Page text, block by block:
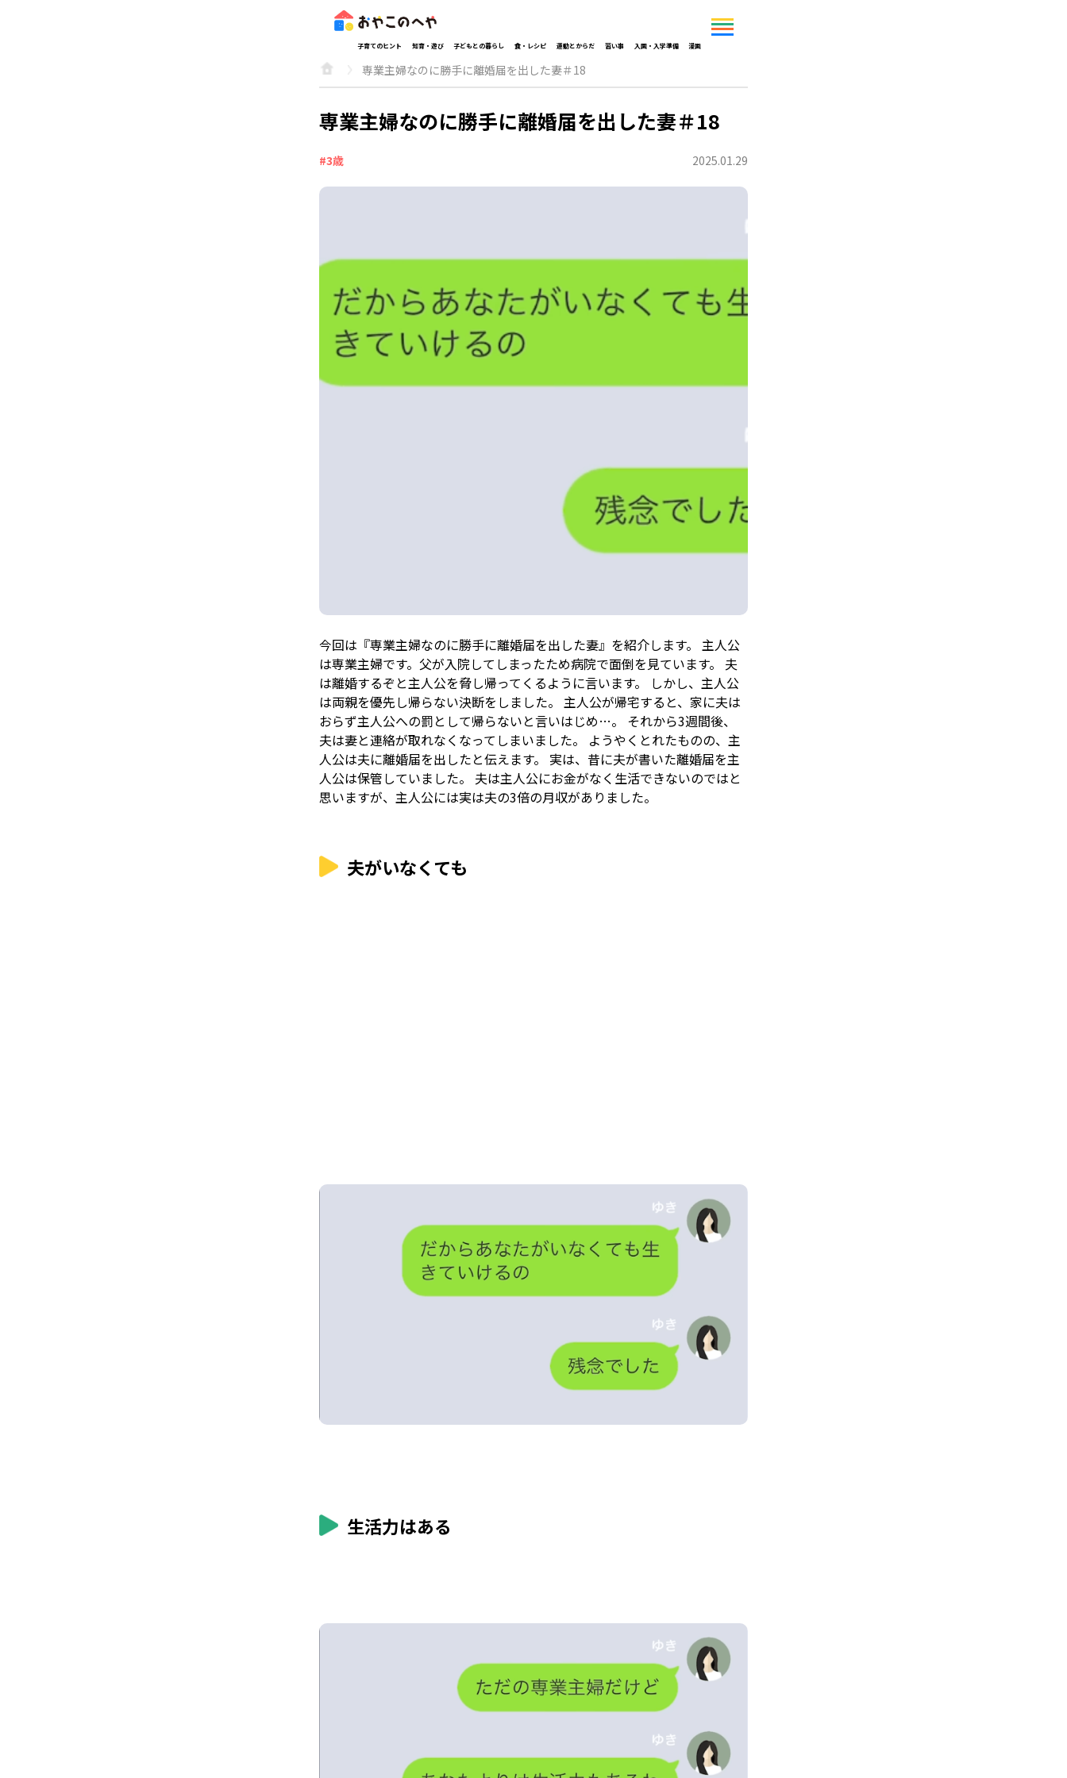
子育てのヒント 知育・遊び 子どもとの暮らし 食・レシピ 運動とからだ 習い事 入園・入学準備 漫画
専業主婦なのに勝手に離婚届を出した妻＃18
専業主婦なのに勝手に離婚届を出した妻＃18
#3歳 2025.01.29
今回は『専業主婦なのに勝手に離婚届を出した妻』を紹介します。 主人公
は専業主婦です。父が入院してしまったため病院で面倒を見ています。 夫
は離婚するぞと主人公を脅し帰ってくるように言います。 しかし、主人公
は両親を優先し帰らない決断をしました。 主人公が帰宅すると、家に夫は
おらず主人公への罰として帰らないと言いはじめ…。 それから3週間後、
夫は妻と連絡が取れなくなってしまいました。 ようやくとれたものの、主
人公は夫に離婚届を出したと伝えます。 実は、昔に夫が書いた離婚届を主
人公は保管していました。 夫は主人公にお金がなく生活できないのではと
思いますが、主人公には実は夫の3倍の月収がありました。
夫がいなくても
生活力はある